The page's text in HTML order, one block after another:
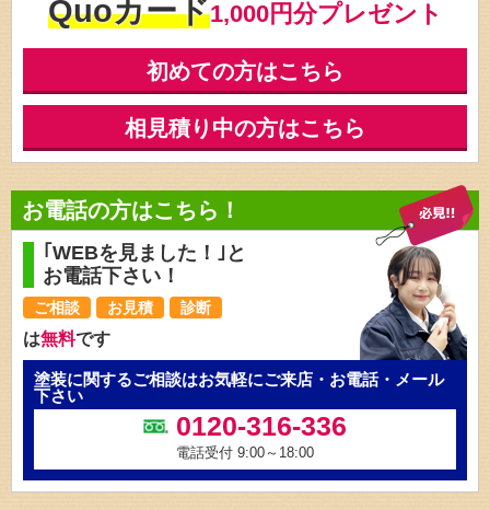
Quoカード1,000円分プレゼント
初めての方はこちら
相見積り中の方はこちら
お電話の方はこちら！
｢WEBを見ました！｣と
お電話下さい！
ご相談 お見積 診断
は無料です
塗装に関するご相談はお気軽にご来店・お電話・メール
下さい
0120-316-336
電話受付 9:00～18:00